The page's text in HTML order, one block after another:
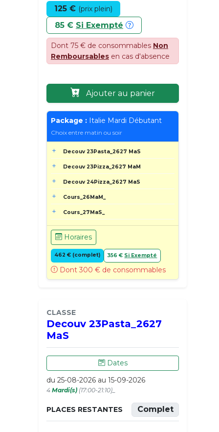
125 € (prix plein)
85 € Si Exempté
Dont 75 € de consommables Non
Remboursables en cas d'absence
Ajouter au panier
Package : Italie Mardi Débutant
Choix entre matin ou soir
Decouv 23Pasta_2627 MaS
Decouv 23Pizza_2627 MaM
Decouv 24Pizza_2627 MaS
Cours_26MaM_
Cours_27MaS_
Horaires
462 € (complet) 356 € Si Exempté
Dont 300 € de consommables
CLASSE
Decouv 23Pasta_2627
MaS
Dates
du 25-08-2026 au 15-09-2026
4 Mardi(s) (17:00-21:10)_
PLACES RESTANTES Complet